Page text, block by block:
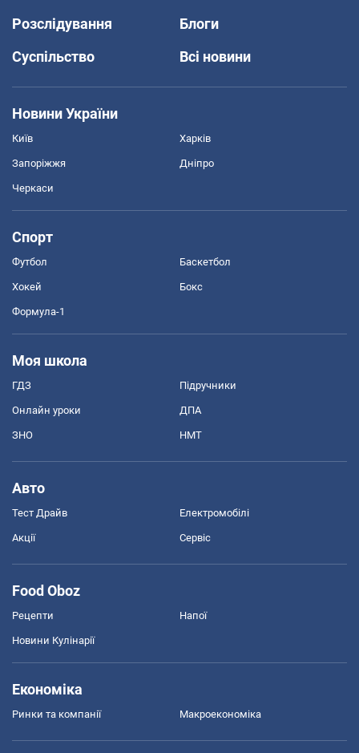
Розслідування
Блоги
Суспільство
Всі новини
Новини України
Київ Харків
Запоріжжя Дніпро
Черкаси
Спорт
Футбол Баскетбол
Хокей Бокс
Формула-1
Моя школа
ГДЗ Підручники
Онлайн уроки ДПА
ЗНО НМТ
Авто
Тест Драйв Електромобілі
Акції Сервіс
Food Oboz
Рецепти Напої
Новини Кулінарії
Економіка
Ринки та компанії Макроекономіка